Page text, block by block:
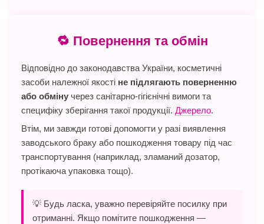
🔁 Повернення та обмін
Відповідно до законодавства України, косметичні
засоби належної якості не підлягають поверненню
або обміну через санітарно-гігієнічні вимоги та
специфіку зберігання такої продукції. Джерело.
Втім, ми завжди готові допомогти у разі виявлення
заводського браку або пошкодження товару під час
транспортування (наприклад, зламаний дозатор,
протікаюча упаковка тощо).
💡 Будь ласка, уважно перевіряйте посилку при
отриманні. Якщо помітите пошкодження —